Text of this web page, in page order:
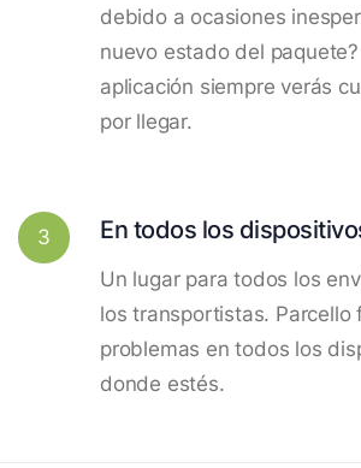
debido a ocasiones
nuevo estado del
aplicación siempre verás
por llegar.
3 En todos los
Un lugar para todos los
los transportistas. Parcello
problemas en todos los
donde estés.